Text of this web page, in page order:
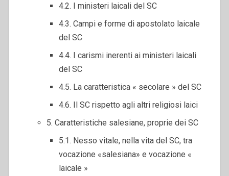
4.2. I ministeri laicali del SC
4.3. Campi e forme di apostolato laicale
del SC
4.4. I carismi inerenti ai ministeri laicali
del SC
4.5. La caratteristica « secolare » del SC
4.6. Il SC rispetto agli altri religiosi laici
5. Caratteristiche salesiane, proprie dei SC
5.1. Nesso vitale, nella vita del SC, tra
vocazione «salesiana» e vocazione «
laicale »